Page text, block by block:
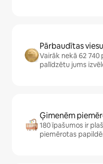
Pārbaudītas
Vairāk nekā 62
palīdzētu jums
Ģimenēm
180 īpašumos ir
piemērotas